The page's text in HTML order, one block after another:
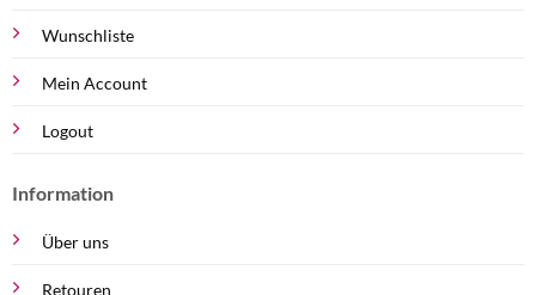
Wunschliste
Mein Account
Logout
Information
Über uns
Retouren